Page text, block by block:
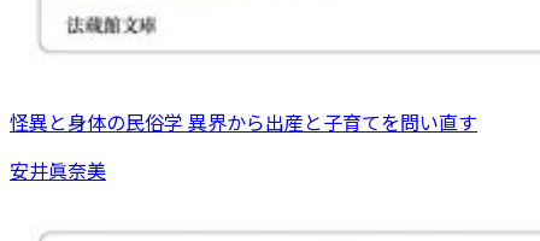
怪異と身体の民俗学 異界から出産と子育てを問い直す
安井眞奈美